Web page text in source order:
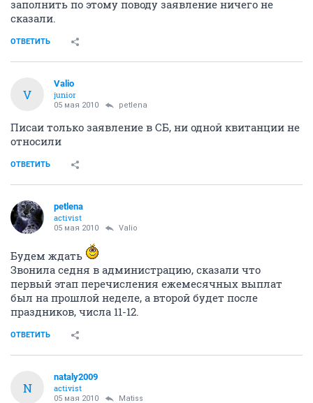
заполнить по этому поводу заявление ничего не
сказали.
ОТВЕТИТЬ
V
Valio
junior
05 мая 2010 petlena
Писаи только заявление в СБ, ни одной квитанции не
относили
ОТВЕТИТЬ
petlena
activist
05 мая 2010 Valio
Будем ждать
Звонила седня в администрацию, сказали что
первый этап перечисления ежемесячных выплат
был на прошлой неделе, а второй будет после
праздников, числа 11-12.
ОТВЕТИТЬ
N
nataly2009
activist
05 мая 2010 Matiss